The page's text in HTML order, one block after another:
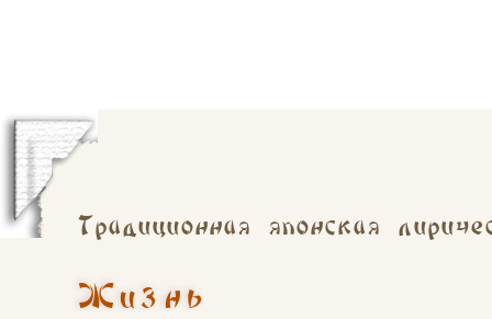
Традиционная японская
Жизнь